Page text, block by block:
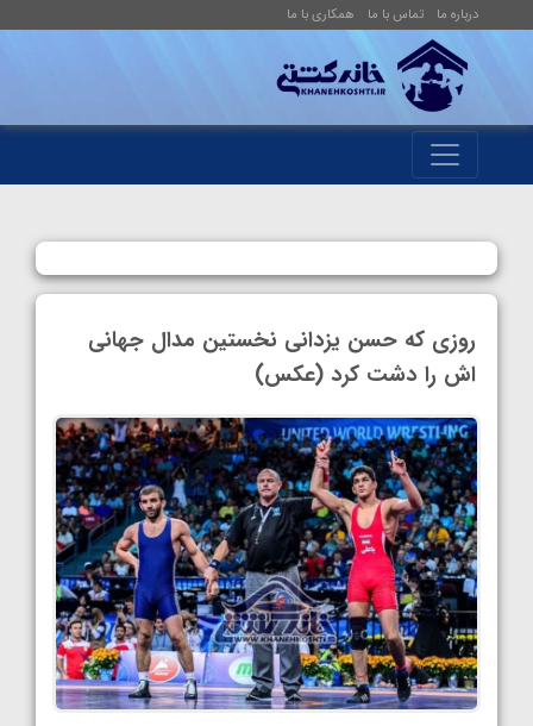
درباره ما تماس با ما همکاری با ما
روزی که حسن یزدانی نخستین مدال جهانی
اش را دشت کرد (عکس)